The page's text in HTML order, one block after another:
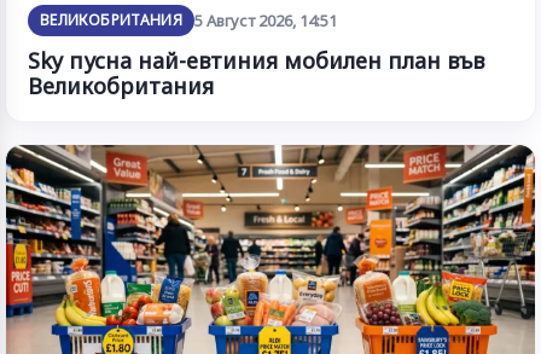
ВЕЛИКОБРИТАНИЯ 5 Август 2026, 14:51
Sky пусна най-евтиния мобилен план във
Великобритания